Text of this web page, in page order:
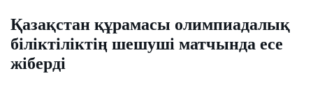
​Қазақстан құрамасы олимпиадалық
біліктіліктің шешуші матчында есе
жіберді